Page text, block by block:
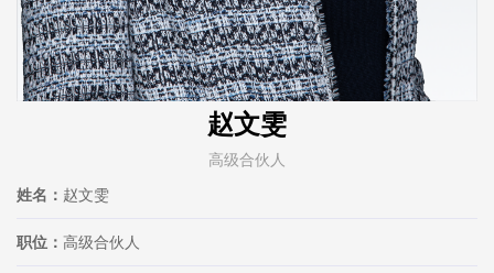
赵文雯
高级合伙人
姓名： 赵文雯
职位： 高级合伙人